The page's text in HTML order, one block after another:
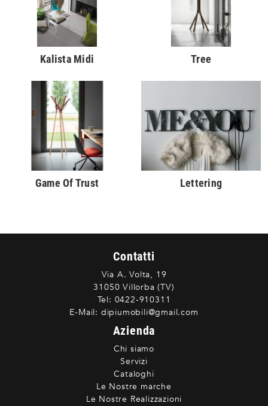
Kalista Midi Tree
Game Of Trust Lettering
Contatti
Via A. Volta, 19
31050 Villorba (TV)
Tel: 0422-910311
E-Mail: dipiumobili@gmail.com
Azienda
Chi siamo
Servizi
Cataloghi
Le Nostre marche
Le Nostre Realizzazioni